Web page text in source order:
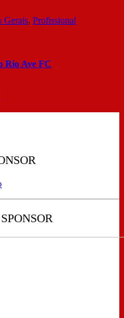
Gerais, Profissional
Rio Ave FC